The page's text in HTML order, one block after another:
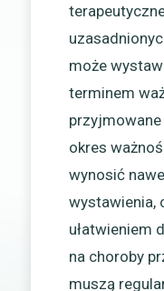
może
terminem
okres
wynosić
wystawienia,
ułatwieniem
na choroby
muszą